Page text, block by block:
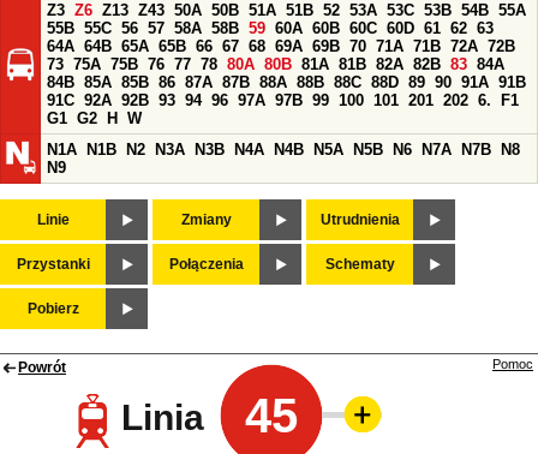
Z3 Z6 Z13 Z43 50A 50B 51A 51B 52 53A 53C 53B 54B 55A
55B 55C 56 57 58A 58B 59 60A 60B 60C 60D 61 62 63
64A 64B 65A 65B 66 67 68 69A 69B 70 71A 71B 72A 72B
73 75A 75B 76 77 78 80A 80B 81A 81B 82A 82B 83 84A
84B 85A 85B 86 87A 87B 88A 88B 88C 88D 89 90 91A 91B
91C 92A 92B 93 94 96 97A 97B 99 100 101 201 202 6.
F1
G1 G2 H
W
N1A
N1B N2 N3A N3B N4A N4B N5A N5B N6 N7A N7B
N8
N9
Linie Zmiany Utrudnienia
Przystanki Połączenia Schematy
Pobierz
Powrót
Linia 45
Pomoc